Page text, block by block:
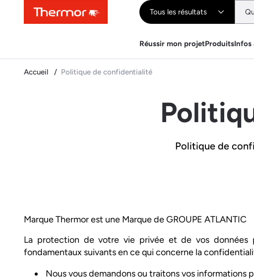
ContenuMenuRecherche Tous les résultats
Réussir mon projetProduitsInfos
Accueil Politique de confidentialité
Politique de
Marque Thermor est une Marque de GROUPE ATLANTIC
La protection de votre vie privée et de vos données
fondamentaux suivants en ce qui concerne la
Nous vous demandons ou traitons vos informations